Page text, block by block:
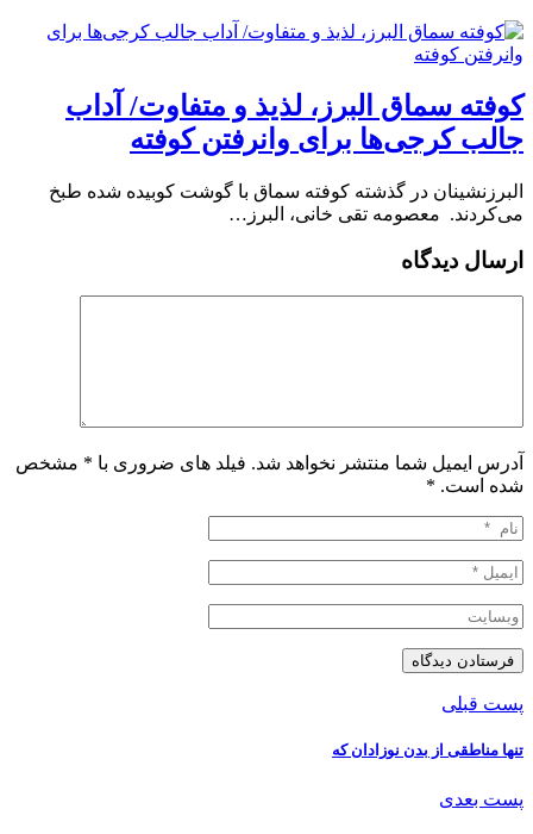
کوفته سماق البرز، لذیذ و متفاوت/ آداب
جالب کرجی‌ها برای وانرفتن کوفته
البرزنشینان در گذشته کوفته سماق با گوشت کوبیده شده طبخ
می‌کردند. معصومه تقی خانی، البرز…
ارسال دیدگاه
آدرس ایمیل شما منتشر نخواهد شد. فیلد های ضروری با * مشخص
شده است. *
پست قبلی
تنها مناطقی از بدن نوزادان که
پست بعدی